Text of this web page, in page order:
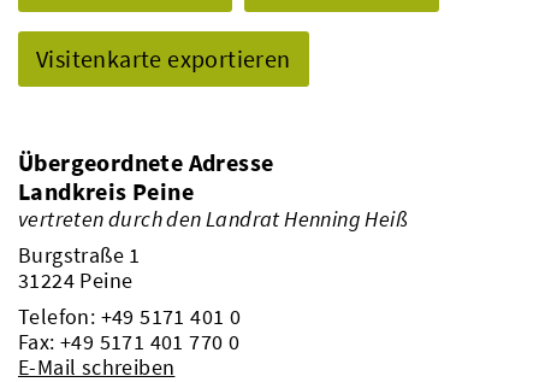
Visitenkarte exportieren
Übergeordnete Adresse
Landkreis Peine
vertreten durch den Landrat Henning Heiß
Burgstraße 1
31224 Peine
Telefon: +49 5171 401 0
Fax: +49 5171 401 770 0
E-Mail schreiben